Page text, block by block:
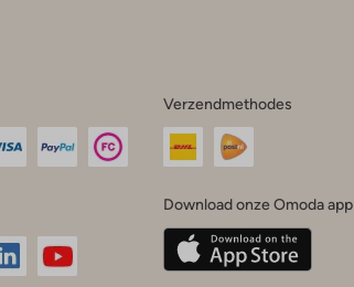
Verzendmethodes
Download onze Omoda app